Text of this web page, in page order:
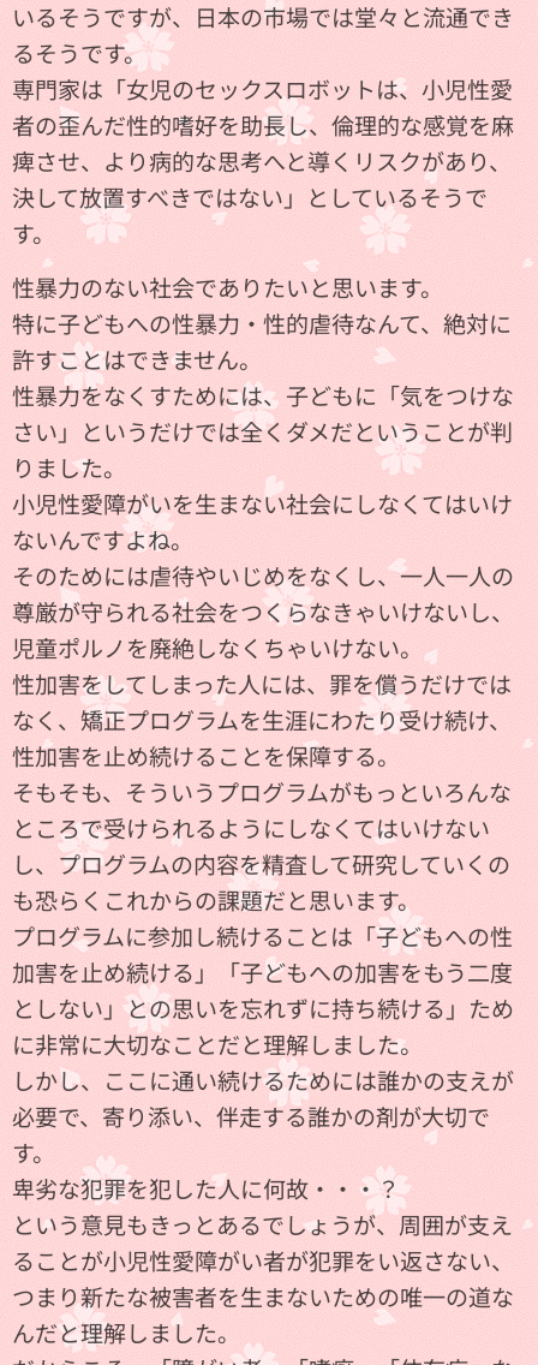
いるそうですが、日本の市場では堂々と流通でき
るそうです。
専門家は「女児のセックスロボットは、小児性愛
者の歪んだ性的嗜好を助長し、倫理的な感覚を麻
痺させ、より病的な思考へと導くリスクがあり、
決して放置すべきではない」としているそうで
す。
性暴力のない社会でありたいと思います。
特に子どもへの性暴力・性的虐待なんて、絶対に
許すことはできません。
性暴力をなくすためには、子どもに「気をつけな
さい」というだけでは全くダメだということが判
りました。
小児性愛障がいを生まない社会にしなくてはいけ
ないんですよね。
そのためには虐待やいじめをなくし、一人一人の
尊厳が守られる社会をつくらなきゃいけないし、
児童ポルノを廃絶しなくちゃいけない。
性加害をしてしまった人には、罪を償うだけでは
なく、矯正プログラムを生涯にわたり受け続け、
性加害を止め続けることを保障する。
そもそも、そういうプログラムがもっといろんな
ところで受けられるようにしなくてはいけない
し、プログラムの内容を精査して研究していくの
も恐らくこれからの課題だと思います。
プログラムに参加し続けることは「子どもへの性
加害を止め続ける」「子どもへの加害をもう二度
としない」との思いを忘れずに持ち続ける」ため
に非常に大切なことだと理解しました。
しかし、ここに通い続けるためには誰かの支えが
必要で、寄り添い、伴走する誰かの剤が大切で
す。
卑劣な犯罪を犯した人に何故・・・？
という意見もきっとあるでしょうが、周囲が支え
ることが小児性愛障がい者が犯罪をい返さない、
つまり新たな被害者を生まないための唯一の道な
んだと理解しました。